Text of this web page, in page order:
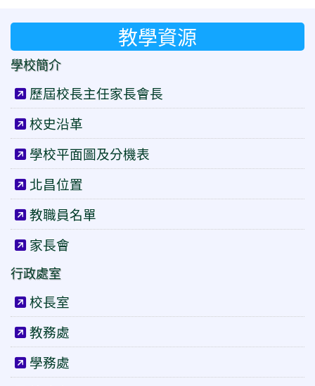
教學資源
學校簡介
歷屆校長主任家長會長
校史沿革
學校平面圖及分機表
北昌位置
教職員名單
家長會
行政處室
校長室
教務處
學務處